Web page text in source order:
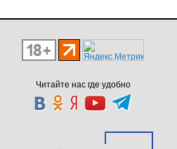
Читайте нас где удобно